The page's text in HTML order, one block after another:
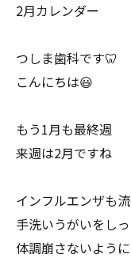
2月カレンダー
つしま歯科です🦷
こんにちは😃
もう1月も最終週
来週は2月ですね
インフルエンザも
手洗いうがいをし
体調崩さないよう